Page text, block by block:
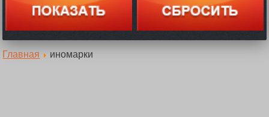
Главная иномарки